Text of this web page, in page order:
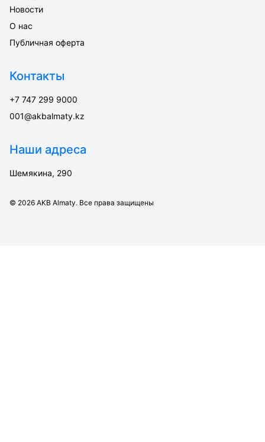
Новости
О нас
Публичная оферта
Контакты
+7 747 299 9000
001@akbalmaty.kz
Наши адреса
Шемякина, 290
© 2026 AKB Almaty. Все права защищены